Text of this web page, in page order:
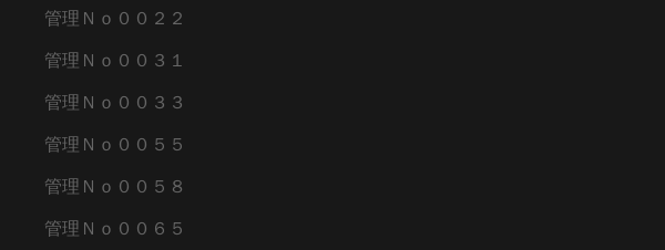
管理Ｎｏ００２２
管理Ｎｏ００３１
管理Ｎｏ００３３
管理Ｎｏ００５５
管理Ｎｏ００５８
管理Ｎｏ００６５